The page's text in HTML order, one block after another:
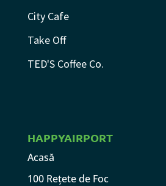
City Cafe
Take Off
TED'S Coffee Co.
HAPPYAIRPORT
Acasă
100 Rețete de Foc